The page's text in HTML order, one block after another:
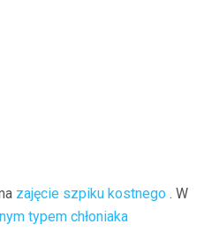
zajęcie szpiku kostnego . W
typem chłoniaka